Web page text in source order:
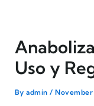
Uso y
Byadmin/November